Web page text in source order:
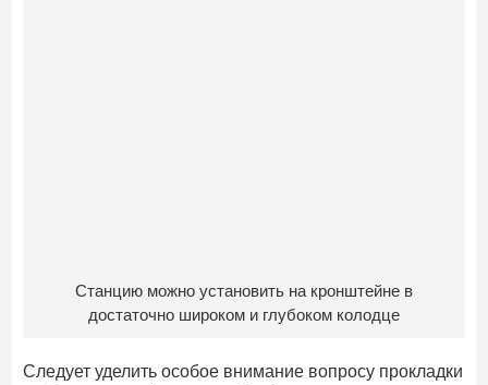
Станцию можно установить на кронштейне в
достаточно широком и глубоком колодце
Следует уделить особое внимание вопросу прокладки